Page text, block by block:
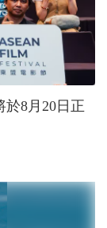
8月20日正